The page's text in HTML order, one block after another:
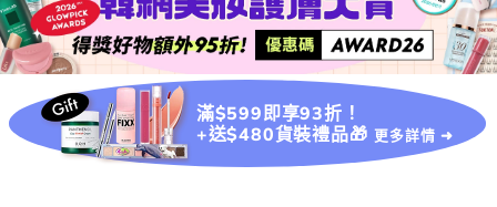
滿$599即享93折！
+送$480貨裝禮品🎁 更多詳情 ➜